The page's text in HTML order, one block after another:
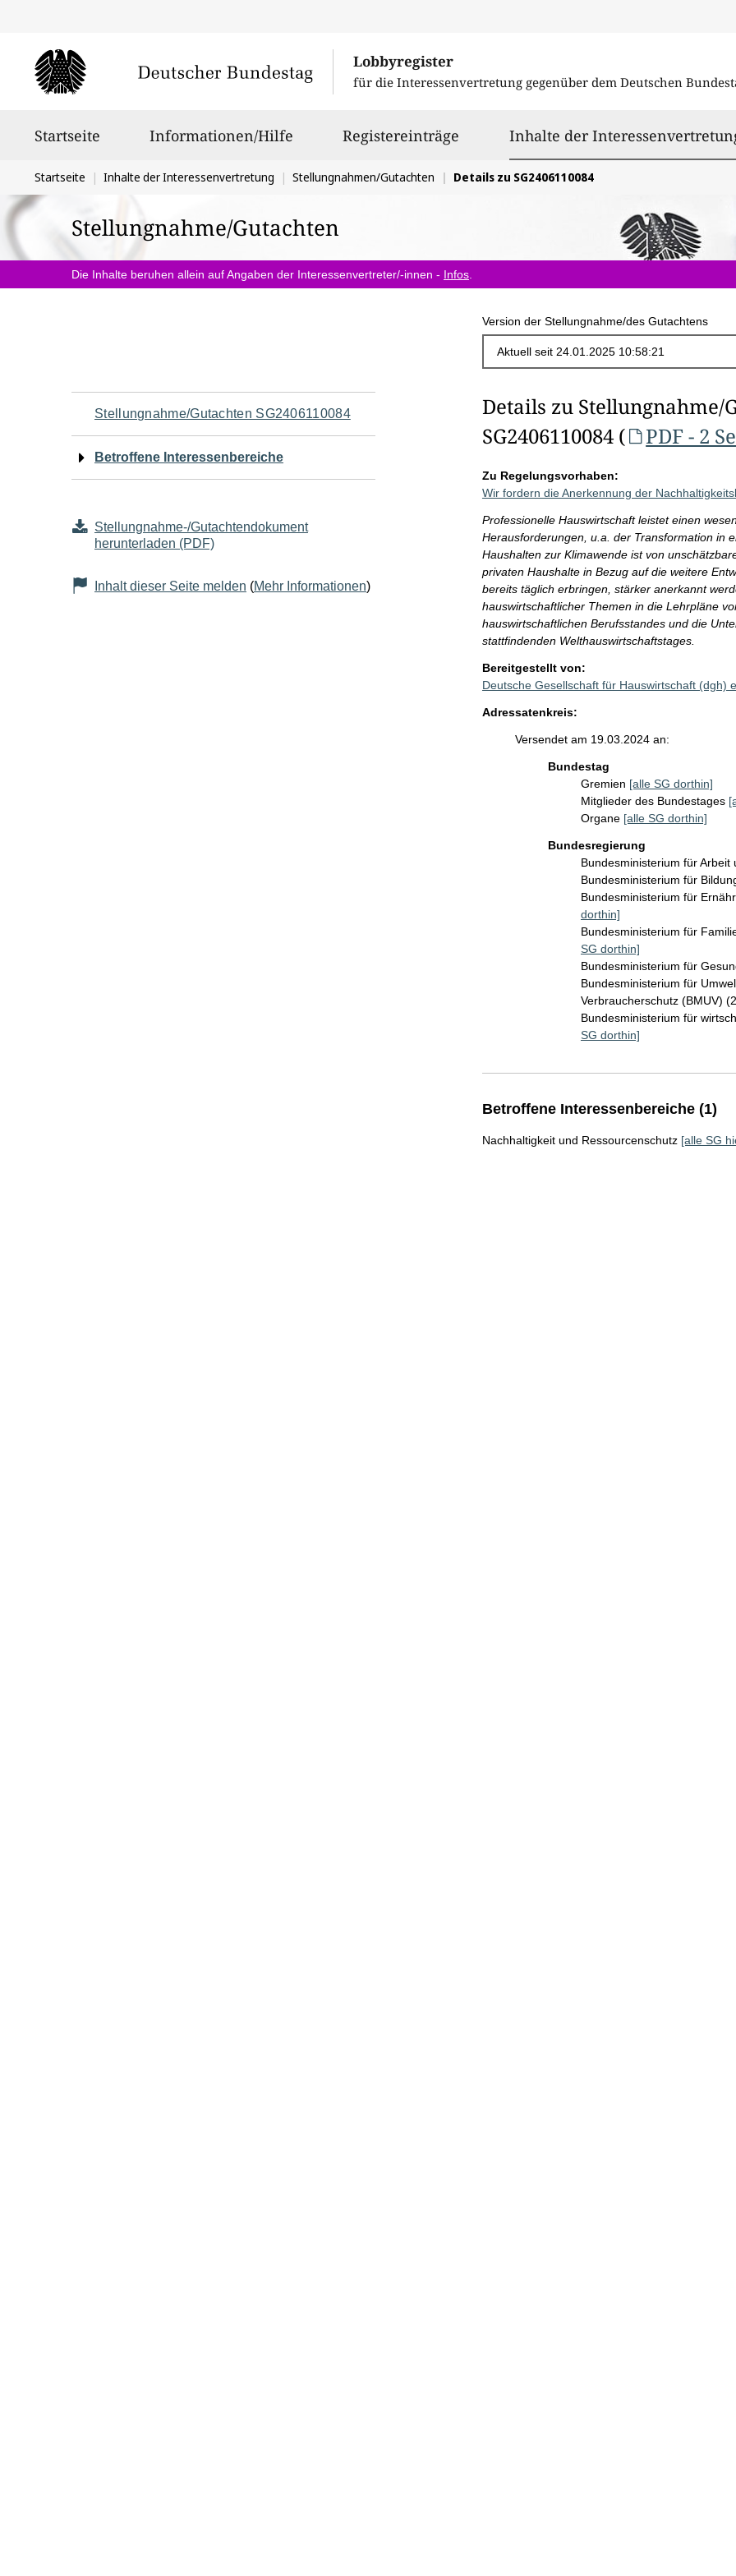
Lobbyregister
für die Interessenvertretung gegenüber dem Deutschen
Startseite Informationen/Hilfe Registereinträge Inhalte der
Sie
befinden
sich
hier:
Startseite Inhalte der Interessenvertretung Stellungnahmen/Gutachten Details zu SG2406110084
Stellungnahme/Gutachten
Die Inhalte beruhen allein auf Angaben der Interessenvertreter/-innen - Infos
Version der Stellungnahme/des Gutachtens
Navigation
für
Seiteninhalt
Stellungnahme/Gutachten SG2406110084
Betroffene Interessenbereiche
Stellungnahme-/Gutachtendokument
herunterladen (PDF)
Inhalt dieser Seite melden (Mehr Informationen)
Details zu Stellungnahme/
SG2406110084 (
PDF - 2
Zu Regelungsvorhaben:
Wir fordern die Anerkennung der
Professionelle Hauswirtschaft leistet einen
Herausforderungen, u.a. der Transformation in
Haushalten zur Klimawende ist von
privaten Haushalte in Bezug auf die weitere
bereits täglich erbringen, stärker anerkannt
hauswirtschaftlicher Themen in die Lehrpläne
hauswirtschaftlichen Berufsstandes und die
stattfindenden Welthauswirtschaftstages.
Bereitgestellt von:
Deutsche Gesellschaft für Hauswirtschaft (dgh)
Adressatenkreis:
Versendet am 19.03.2024 an:
Bundestag
Gremien [alle SG dorthin]
Mitglieder des Bundestages
Organe [alle SG dorthin]
Bundesregierung
Bundesministerium für
Bundesministerium für
Bundesministerium für
dorthin]
Bundesministerium für
SG dorthin]
Bundesministerium für
Bundesministerium für
Verbraucherschutz (BMUV)
Bundesministerium für
SG dorthin]
Betroffene Interessenbereiche (1)
Nachhaltigkeit und Ressourcenschutz [alle SG